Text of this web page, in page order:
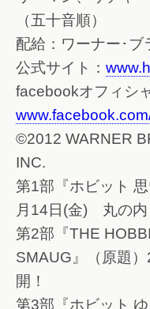
（五十音順）
配給：ワーナー･ブ
公式サイト：
facebookオフィシ
©2012 WARNER
INC.
第1部『ホビット
月14日(金) 丸の内
第2部『THE
SMAUG』（原題
開！
第3部『ホビット